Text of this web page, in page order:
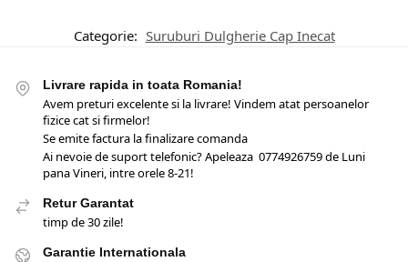
Categorie: Suruburi Dulgherie Cap Inecat
Livrare rapida in toata Romania!
Avem preturi excelente si la livrare! Vindem atat persoanelor
fizice cat si firmelor!
Se emite factura la finalizare comanda
Ai nevoie de suport telefonic? Apeleaza 0774926759 de Luni
pana Vineri, intre orele 8-21!
Retur Garantat
timp de 30 zile!
Garantie Internationala